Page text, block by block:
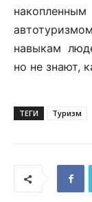
навыкам
но не знают,
ТЕГИ Туризм